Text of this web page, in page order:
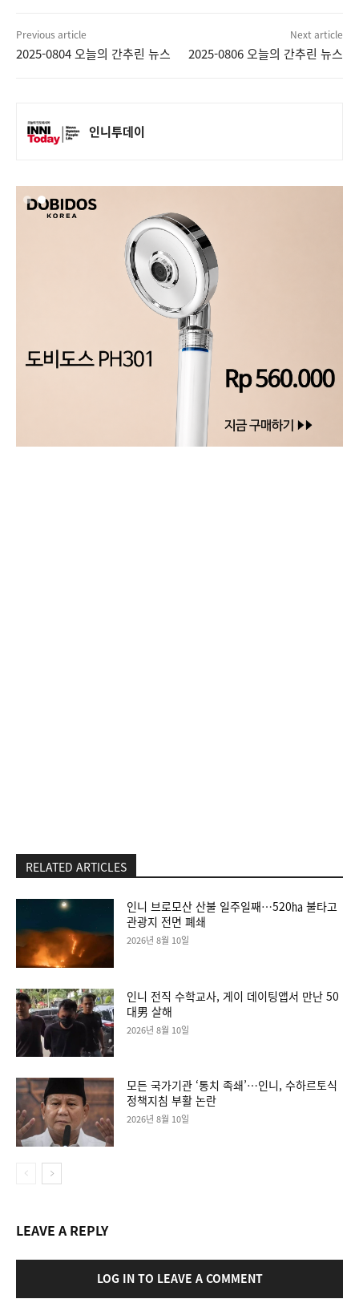
Previous article
2025-0804 오늘의 간추린 뉴스
Next article
2025-0806 오늘의 간추린 뉴스
인니투데이
RELATED ARTICLES
인니 브로모산 산불 일주일째…520㏊ 불타고
관광지 전면 폐쇄
2026년 8월 10일
인니 전직 수학교사, 게이 데이팅앱서 만난 50
대男 살해
2026년 8월 10일
모든 국가기관 ‘통치 족쇄’…인니, 수하르토식
정책지침 부활 논란
2026년 8월 10일
LEAVE A REPLY
LOG IN TO LEAVE A COMMENT